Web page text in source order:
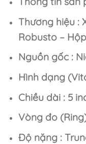
Thương hiệu :
Robusto –
Nguồn gốc :
Hình dạng
Chiều dài : 5
Vòng đo
Độ nặng :